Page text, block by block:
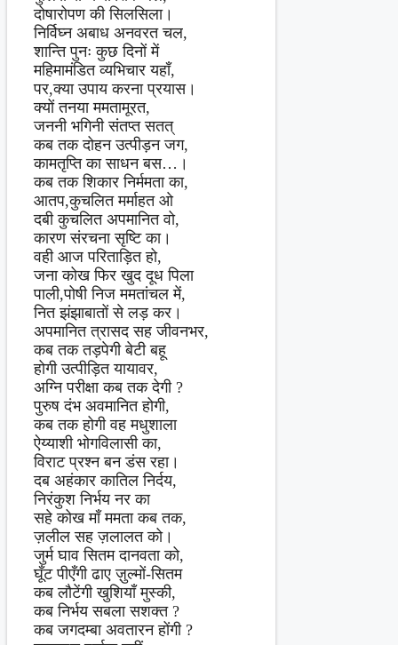
दोषारोपण की सिलसिला।
निर्विघ्न अबाध अनवरत चल,
शान्ति पुनः कुछ दिनों में
महिमामंडित व्यभिचार यहाँ,
पर,क्या उपाय करना प्रयास।
क्यों तनया ममतामूरत,
जननी भगिनी संतप्त सतत्
कब तक दोहन उत्पीड़न जग,
कामतृप्ति का साधन बस…।
कब तक शिकार निर्ममता का,
आतप,कुचलित मर्माहत ओ
दबी कुचलित अपमानित वो,
कारण संरचना सृष्टि का।
वही आज परिताड़ित हो,
जना कोख फिर खुद दूध पिला
पाली,पोषी निज ममतांचल में,
नित झंझाबातों से लड़ कर।
अपमानित त्रासद सह जीवनभर,
कब तक तड़पेगी बेटी बहू
होगी उत्पीड़ित यायावर,
अग्नि परीक्षा कब तक देगी ?
पुरुष दंभ अवमानित होगी,
कब तक होगी वह मधुशाला
ऐय्याशी भोगविलासी का,
विराट प्रश्न बन डंस रहा।
दब अहंकार कातिल निर्दय,
निरंकुश निर्भय नर का
सहे कोख माँ ममता कब तक,
ज़लील सह ज़लालत को।
जुर्म घाव सितम दानवता को,
घूँट पीएँगी ढाए ज़ुल्मों-सितम
कब लौटेंगी खुशियाँ मुस्की,
कब निर्भय सबला सशक्त ?
कब जगदम्बा अवतारन होंगी ?